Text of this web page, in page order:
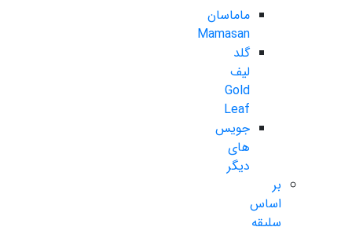
ماماسان
Mamasan
گلد
لیف
Gold
Leaf
جویس
های
دیگر
بر
اساس
سلیقه